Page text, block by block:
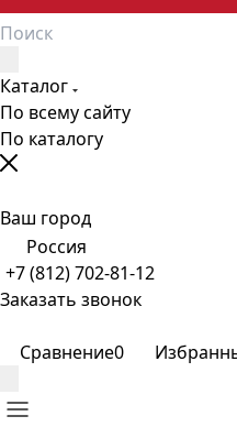
Каталог
По всему сайту
По каталогу
Ваш город
Россия
+7 (812) 702-81-12
Заказать звонок
Сравнение0